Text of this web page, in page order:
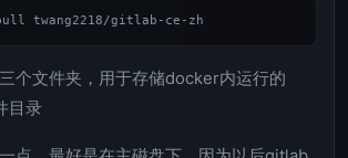
个文件夹，用于存储docker内运行的
目录